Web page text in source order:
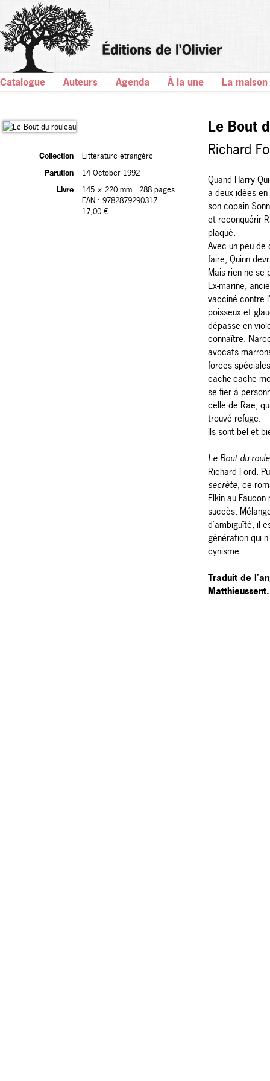
Catalogue Auteurs Agenda À la une La maison
Collection
Littérature étrangère
Parution
14 October 1992
Livre
145 × 220 mm
288 pages
EAN : 9782879290317
17,00 €
Le Bout
Richard
Quand Harry
a deux idées
son copain
et reconquérir
plaqué.
Avec un peu
faire, Quinn
Mais rien ne se
Ex-marine,
vacciné contre
poisseux et
dépasse en
connaître.
avocats
forces
cache-cache
se fier à
celle de Rae,
trouvé refuge.
Ils sont bel et
Le Bout du
Richard Ford.
secrète, ce
Elkin au
succès.
d'ambiguïté, il
génération qui
cynisme.
Traduit de
Matthieussent.